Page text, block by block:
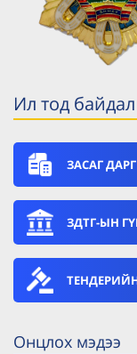
Ил тод байдал
ЗАСАГ
ЗДТГ-ЫН
Онцлох мэдээ